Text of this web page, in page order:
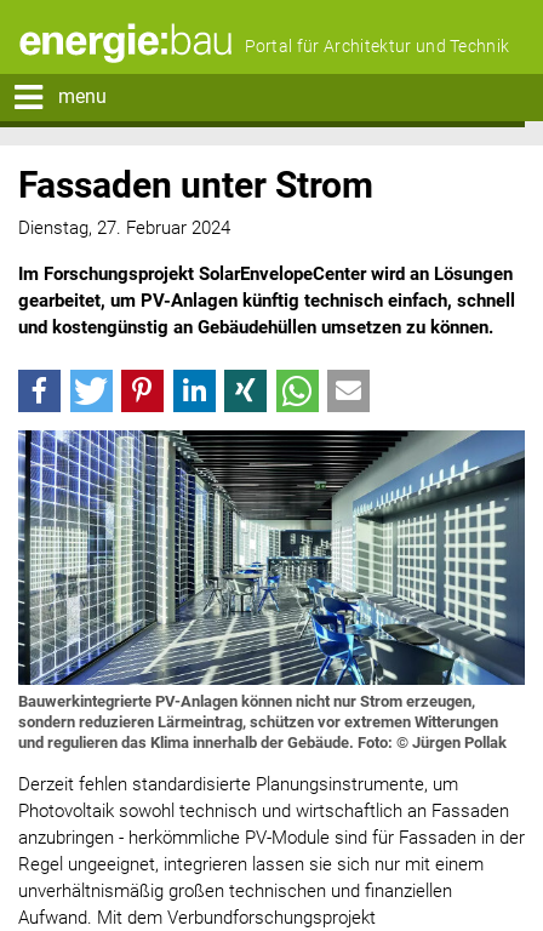
Portal für Architektur und Technik
menu
Fassaden unter Strom
Dienstag, 27. Februar 2024
Im Forschungsprojekt SolarEnvelopeCenter wird an Lösungen
gearbeitet, um PV-Anlagen künftig technisch einfach, schnell
und kostengünstig an Gebäudehüllen umsetzen zu können.
Bauwerkintegrierte PV-Anlagen können nicht nur Strom erzeugen,
sondern reduzieren Lärmeintrag, schützen vor extremen Witterungen
und regulieren das Klima innerhalb der Gebäude. Foto: © Jürgen Pollak
Derzeit fehlen standardisierte Planungsinstrumente, um
Photovoltaik sowohl technisch und wirtschaftlich an Fassaden
anzubringen - herkömmliche PV-Module sind für Fassaden in der
Regel ungeeignet, integrieren lassen sie sich nur mit einem
unverhältnismäßig großen technischen und finanziellen
Aufwand. Mit dem Verbundforschungsprojekt